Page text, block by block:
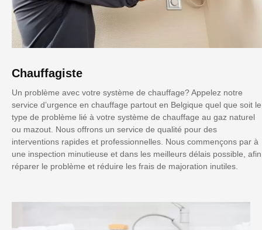
Chauffagiste
Un problème avec votre système de chauffage? Appelez notre
service d’urgence en chauffage partout en Belgique quel que soit le
type de problème lié à votre système de chauffage au gaz naturel
ou mazout. Nous offrons un service de qualité pour des
interventions rapides et professionnelles. Nous commençons par à
une inspection minutieuse et dans les meilleurs délais possible, afin
réparer le problème et réduire les frais de majoration inutiles.